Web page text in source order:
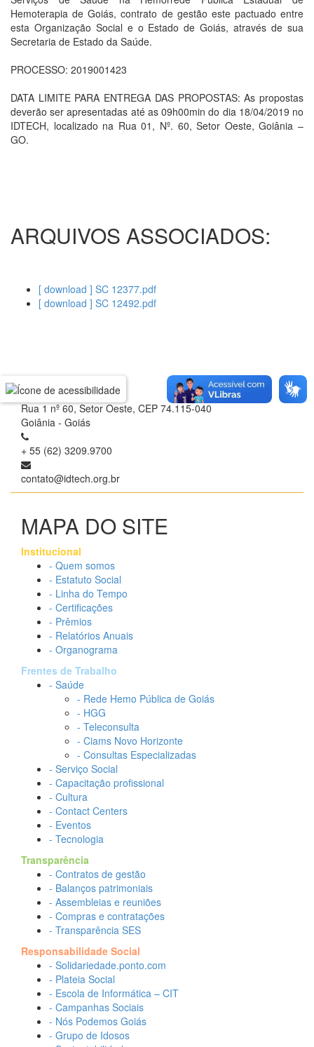
Hemoterapia de Goiás, contrato de gestão este pactuado entre
esta Organização Social e o Estado de Goiás, através de sua
Secretaria de Estado da Saúde.
PROCESSO: 2019001423
DATA LIMITE PARA ENTREGA DAS PROPOSTAS: As propostas
deverão ser apresentadas até as 09h00min do dia 18/04/2019 no
IDTECH, localizado na Rua 01, Nº. 60, Setor Oeste, Goiânia –
GO.
ARQUIVOS ASSOCIADOS:
[ download ] SC 12377.pdf
[ download ] SC 12492.pdf
Rua 1 nº 60, Setor Oeste, CEP 74.115-040
Goiânia - Goiás
+ 55 (62) 3209.9700
contato@idtech.org.br
MAPA DO SITE
Institucional
- Quem somos
- Estatuto Social
- Linha do Tempo
- Certificações
- Prêmios
- Relatórios Anuais
- Organograma
Frentes de Trabalho
- Saúde
- Rede Hemo Pública de Goiás
- HGG
- Teleconsulta
- Ciams Novo Horizonte
- Consultas Especializadas
- Serviço Social
- Capacitação profissional
- Cultura
- Contact Centers
- Eventos
- Tecnologia
Transparência
- Contratos de gestão
- Balanços patrimoniais
- Assembleias e reuniões
- Compras e contratações
- Transparência SES
Responsabilidade Social
- Solidariedade.ponto.com
- Plateia Social
- Escola de Informática – CIT
- Campanhas Sociais
- Nós Podemos Goiás
- Grupo de Idosos